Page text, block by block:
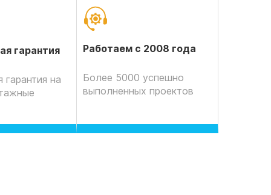
гарантия
гарантия на
Работаем с 2008 года
Более 5000 успешно
выполненных проектов